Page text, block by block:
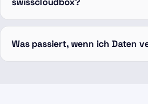
Was passiert, wenn ich Daten